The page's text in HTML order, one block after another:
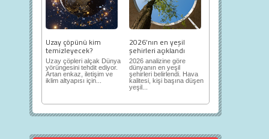
Uzay çöpünü kim
temizleyecek?
Uzay çöpleri alçak Dünya
yörüngesini tehdit ediyor.
Artan enkaz, iletişim ve
iklim altyapısı için...
2026’nın en yeşil
şehirleri açıklandı
2026 analizine göre
dünyanın en yeşil
şehirleri belirlendi. Hava
kalitesi, kişi başına düşen
yeşil...